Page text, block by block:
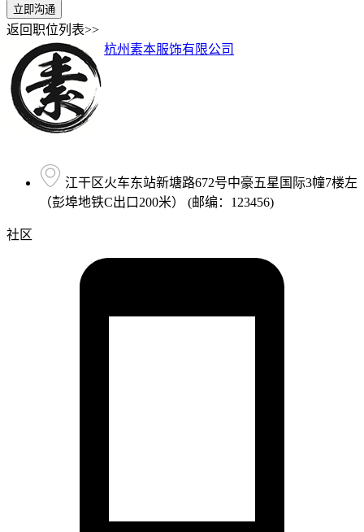
立即沟通
返回职位列表>>
杭州素本服饰有限公司
江干区火车东站新塘路672号中豪五星国际3幢7楼左
（彭埠地铁C出口200米） (邮编：123456)
社区